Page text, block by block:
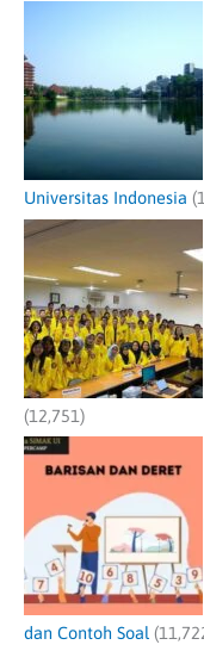
Universitas Indonesia
(12,751)
dan Contoh Soal